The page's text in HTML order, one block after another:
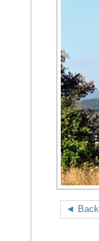
◄ Back